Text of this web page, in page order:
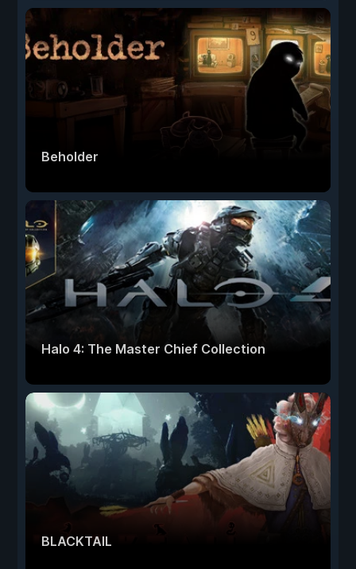
Beholder
Halo 4: The Master Chief Collection
BLACKTAIL